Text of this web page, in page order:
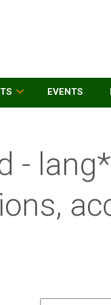
EVENTS
-